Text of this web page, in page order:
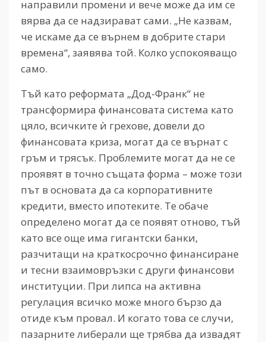
направили промени и вече може да им се
вярва да се надзирават сами. „Не казвам,
че искаме да се върнем в добрите стари
времена“, заявява той. Колко успокояващо
само.
Тъй като реформата „Дод-Франк“ не
трансформира финансовата система като
цяло, всичките ѝ грехове, довели до
финансовата криза, могат да се върнат с
гръм и трясък. Проблемите могат да не се
проявят в точно същата форма – може този
път в основата да са корпоративните
кредити, вместо ипотеките. Те обаче
определено могат да се появят отново, тъй
като все още има гигантски банки,
разчитащи на краткосрочно финансиране
и тесни взаимовръзки с други финансови
институции. При липса на активна
регулация всичко може много бързо да
отиде към провал. И когато това се случи,
пазарните либерали ще трябва да извадят